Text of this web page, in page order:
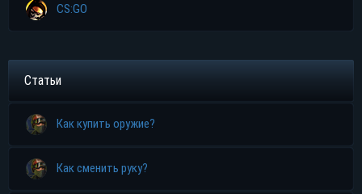
CS:GO
Статьи
Как купить оружие?
Как сменить руку?